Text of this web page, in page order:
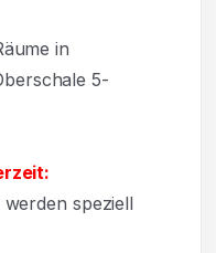
in
5-
speziell